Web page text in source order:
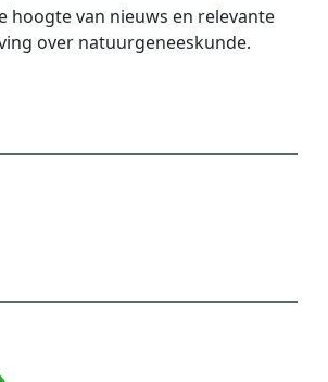
hoogte van nieuws en relevante
over natuurgeneeskunde.